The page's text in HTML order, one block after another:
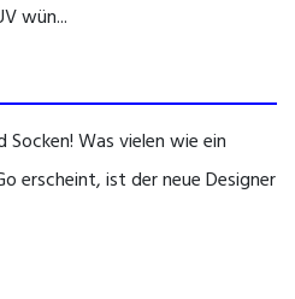
wün...
Socken! Was vielen wie ein
erscheint, ist der neue Designer